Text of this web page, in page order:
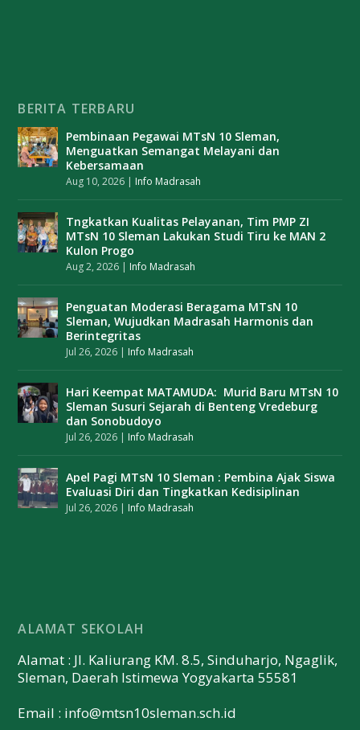
BERITA TERBARU
Pembinaan Pegawai MTsN 10 Sleman,
Menguatkan Semangat Melayani dan
Kebersamaan
Aug 10, 2026 | Info Madrasah
Tngkatkan Kualitas Pelayanan, Tim PMP ZI
MTsN 10 Sleman Lakukan Studi Tiru ke MAN 2
Kulon Progo
Aug 2, 2026 | Info Madrasah
Penguatan Moderasi Beragama MTsN 10
Sleman, Wujudkan Madrasah Harmonis dan
Berintegritas
Jul 26, 2026 | Info Madrasah
Hari Keempat MATAMUDA: Murid Baru MTsN 10
Sleman Susuri Sejarah di Benteng Vredeburg
dan Sonobudoyo
Jul 26, 2026 | Info Madrasah
Apel Pagi MTsN 10 Sleman : Pembina Ajak Siswa
Evaluasi Diri dan Tingkatkan Kedisiplinan
Jul 26, 2026 | Info Madrasah
ALAMAT SEKOLAH
Alamat : Jl. Kaliurang KM. 8.5, Sinduharjo, Ngaglik,
Sleman, Daerah Istimewa Yogyakarta 55581
Email : info@mtsn10sleman.sch.id